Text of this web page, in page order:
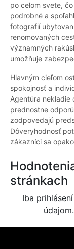
po celom svete,
podrobné a
fotografií
renomovaných
významných
umožňuje
Hlavným cieľom
spokojnosť a
Agentúra nekladie
prednostne
zodpovedajú
Dôveryhodnosť
zákazníci sa
stránkach
Iba
údajom.